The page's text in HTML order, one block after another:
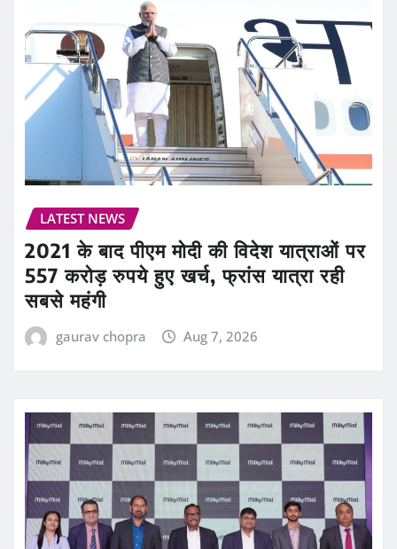
LATEST NEWS
2021 के बाद पीएम मोदी की विदेश यात्राओं पर
557 करोड़ रुपये हुए खर्च, फ्रांस यात्रा रही
सबसे महंगी
gaurav chopra Aug 7, 2026